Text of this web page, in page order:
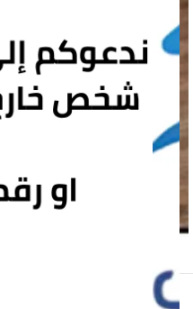
Click to enlarge